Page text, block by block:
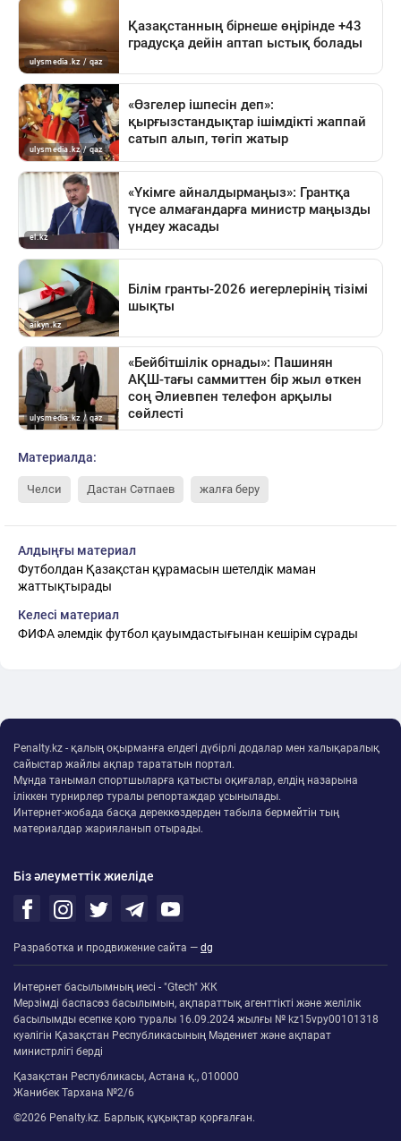
Материалда:
Челси Дастан Сәтпаев жалға беру
Алдыңғы материал
Футболдан Қазақстан құрамасын шетелдік маман
жаттықтырады
Келесі материал
ФИФА әлемдік футбол қауымдастығынан кешірім сұрады
Penalty.kz - қалың оқырманға елдегі дүбірлі додалар мен халықаралық
сайыстар жайлы ақпар тарататын портал.
Мұнда танымал спортшыларға қатысты оқиғалар, елдің назарына
іліккен турнирлер туралы репортаждар ұсынылады.
Интернет-жобада басқа дереккөздерден табыла бермейтін тың
материалдар жарияланып отырады.
Біз әлеуметтік жиеліде
Разработка и продвижение сайта — dg
Интернет басылымның иесі - "Gtech" ЖК
Мерзімді баспасөз басылымын, ақпараттық агенттікті және желілік
басылымды есепке қою туралы 16.09.2024 жылғы № kz15vpy00101318
куәлігін Қазақстан Республикасының Мәдениет және ақпарат
министрлігі берді
Қазақстан Республикасы, Астана қ., 010000
Жанибек Тархана №2/6
©2026 Penalty.kz. Барлық құқықтар қорғалған.